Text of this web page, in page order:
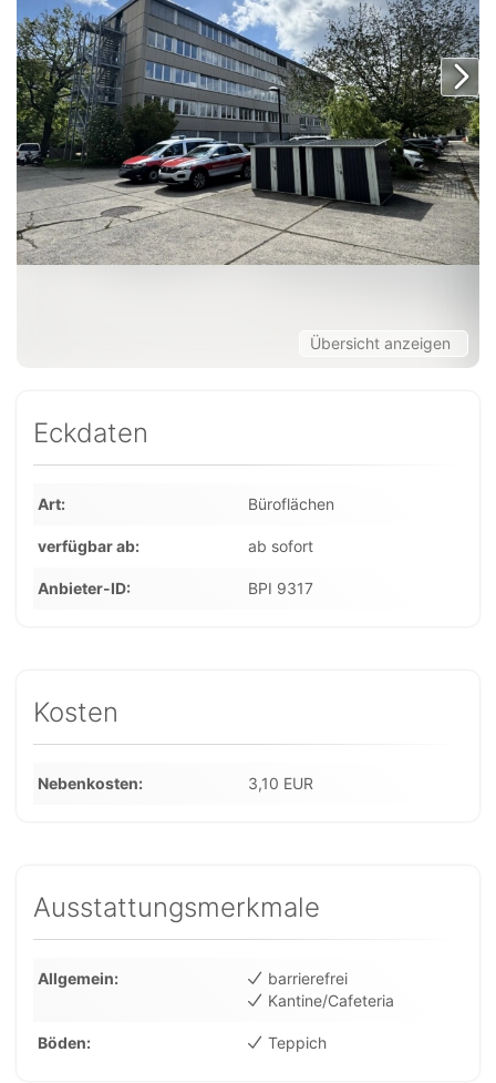
Übersicht anzeigen
Eckdaten
Art Büroflächen
verfügbar ab ab sofort
Anbieter-ID BPI 9317
Kosten
Nebenkosten 3,10 EUR
Ausstattungsmerkmale
Allgemein
barrierefrei
Kantine/Cafeteria
Böden Teppich